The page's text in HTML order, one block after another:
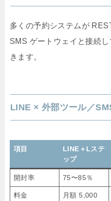
多くの予約システムが
SMS ゲートウェイと接続
きます。
LINE × 外部ツール／
項目
LINE＋Lステ
ップ
開封率 75〜85％
料金
月額 5,000